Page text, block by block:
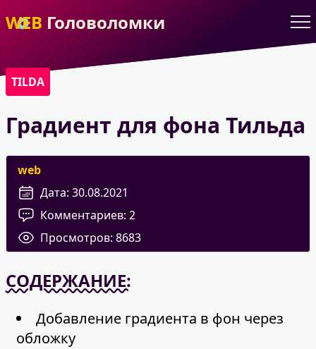
WEBГоловоломки
TILDA
Градиент для фона Тильда
web
Дата: 30.08.2021
Комментариев: 2
Просмотров: 8683
СОДЕРЖАНИЕ:
Добавление градиента в фон через
обложку